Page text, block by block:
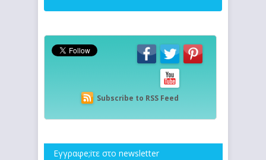
Subscribe to RSS Feed
Εγγραφe;iτε στο newsletter